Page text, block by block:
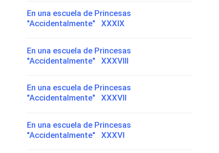
En una escuela de Princesas
"Accidentalmente" XXXIX
En una escuela de Princesas
"Accidentalmente" XXXVIII
En una escuela de Princesas
"Accidentalmente" XXXVII
En una escuela de Princesas
"Accidentalmente" XXXVI